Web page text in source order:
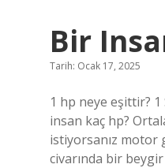
Bir
Tarih: Ocak 17, 2025
1 hp neye eşittir? 1
insan kaç hp?
istiyorsanız motor
civarında bir beygir